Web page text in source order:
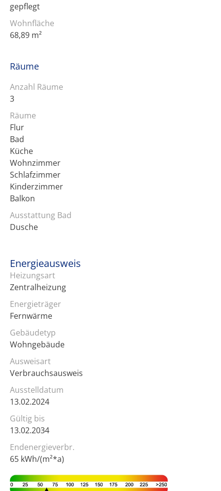
gepflegt
Wohnfläche
68,89 m²
Räume
Anzahl Räume
3
Räume
Flur
Bad
Küche
Wohnzimmer
Schlafzimmer
Kinderzimmer
Balkon
Ausstattung Bad
Dusche
Energieausweis
Heizungsart
Zentralheizung
Energieträger
Fernwärme
Gebäudetyp
Wohngebäude
Ausweisart
Verbrauchsausweis
Ausstelldatum
13.02.2024
Gültig bis
13.02.2034
Endenergieverbr.
65 kWh/(m²*a)